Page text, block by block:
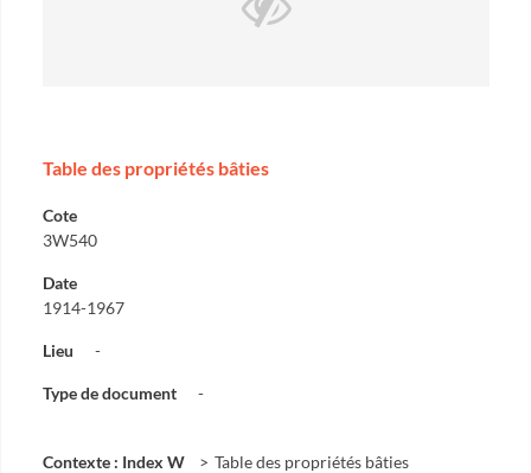
Table des propriétés bâties
Cote
3W540
Date
1914-1967
Lieu -
Type de document -
Contexte : Index W Table des propriétés bâties